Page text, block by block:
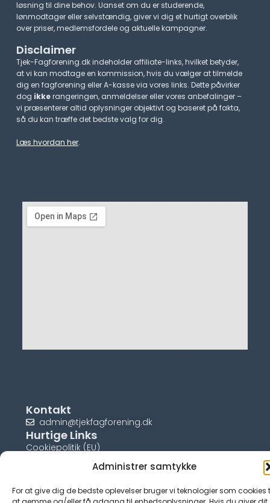
Administrer samtykke
For at give dig de bedste oplevelser bruger vi teknologier som cookies
løsning til dine behov. Uanset om du er studerende,
lønmodtager eller selvstændig, giver vi dig et hurtigt overblik
over priser, medlemsfordele og aktuelle kampagner.​
Disclaimer
Tjek-Fagforening.dk indeholder affiliate-links, hvilket betyder,
at vi kan modtage en kommission, hvis du vælger at tilmelde
dig en fagforening eller A-kasse via vores links. Dette påvirker
dog ikkerangeringen, anmeldelser eller vores anbefalinger –
vi præsenterer altid oplysninger objektivt og baseret på fakta,
så du kan træffe det bedste valg for dig.
Læs hvordan her.
Kontakt
admin@tjekfagforening.dk
Hurtige Links
Cookiepolitik (EU)